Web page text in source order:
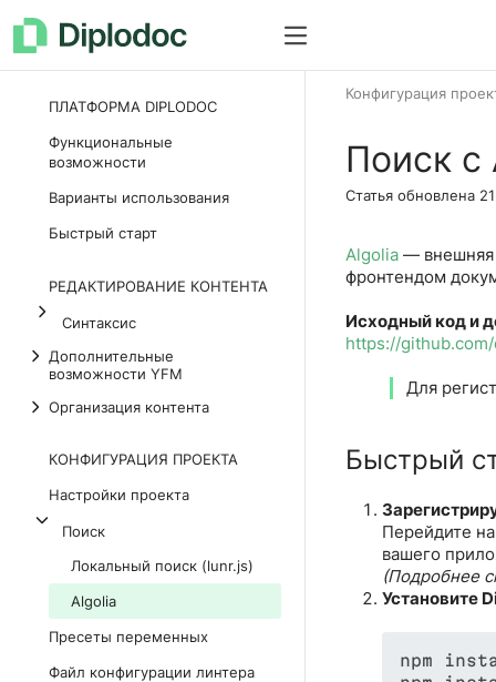
Как все устроено
ПЛАТФОРМА DIPLODOC
Функциональные
возможности
Варианты использования
Быстрый старт
РЕДАКТИРОВАНИЕ КОНТЕНТА
Синтаксис
Дополнительные
возможности YFM
Организация контента
КОНФИГУРАЦИЯ ПРОЕКТА
Настройки проекта
Поиск
Локальный поиск (lunr.js)
Algolia
Пресеты переменных
Файл конфигурации линтера
Конфигурация
Поиск с
Статья обновлена
Algolia — внешняя
фронтендом
Исходный код и
https://
Для
Быстрый
Перейдите
вашего
(Подробнее
Установите
npm